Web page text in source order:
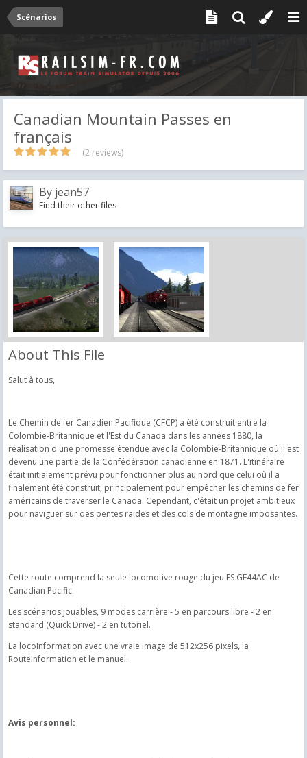
Scénarios
Canadian Mountain Passes en
français
(2 reviews)
By jean57
Find their other files
About This File
Salut à tous,
Le Chemin de fer Canadien Pacifique (CFCP) a été construit entre la
Colombie-Britannique et l'Est du Canada dans les années 1880, la
réalisation d'une promesse étendue avec la Colombie-Britannique où il est
devenu une partie de la Confédération canadienne en 1871. L'itinéraire
était initialement prévu pour fonctionner plus au nord que celui où il a
finalement été construit, principalement pour empêcher les chemins de fer
américains de traverser le Canada. Cependant, c'était un projet ambitieux
pour naviguer sur des pentes raides et des cols de montagne imposantes.
Cette route comprend la seule locomotive rouge du jeu ES GE44AC de
Canadian Pacific.
Les scénarios jouables, 9 modes carrière - 5 en parcours libre - 2 en
standard (Quick Drive) - 2 en tutoriel.
La locoInformation avec une vraie image de 512x256 pixels, la
RouteInformation et le manuel.
Avis personnel: